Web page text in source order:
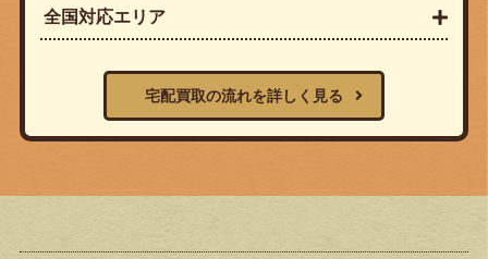
全国対応エリア
宅配買取の流れを詳しく見る